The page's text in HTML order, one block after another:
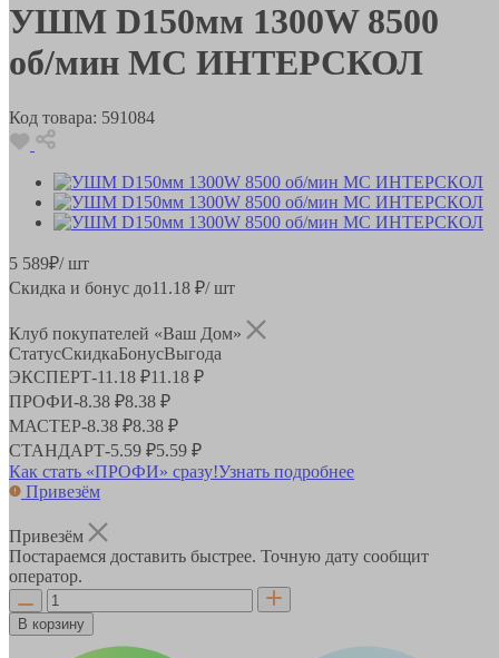
УШМ D150мм 1300W 8500
об/мин МС ИНТЕРСКОЛ
Код товара: 591084
5 589₽/ шт
Скидка и бонус до11.18 ₽/ шт
Клуб покупателей «Ваш Дом»
СтатусСкидкаБонусВыгода
ЭКСПЕРТ-11.18 ₽11.18 ₽
ПРОФИ-8.38 ₽8.38 ₽
МАСТЕР-8.38 ₽8.38 ₽
СТАНДАРТ-5.59 ₽5.59 ₽
Как стать «ПРОФИ» сразу!Узнать подробнее
Привезём
Привезём
Постараемся доставить быстрее. Точную дату сообщит
оператор.
В корзину